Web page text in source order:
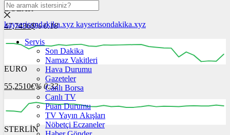
DOLAR
47,7436$% 0.18
12:00 13:00 14:00
EURO
55,2510€% 0.32
12:00 13:00 14:00
STERLİN
kayserisondakika.xyz kayserisondakika.xyz
Servis
Son Dakika
Namaz Vakitleri
Hava Durumu
Gazeteler
Canlı Borsa
Canlı TV
Puan Durumu
TV Yayın Akışları
Nöbetçi Eczaneler